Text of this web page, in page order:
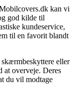
kan vi
god kilde til
kundeservice,
til en favorit blandt
eller
at overveje. Deres
du vil modtage